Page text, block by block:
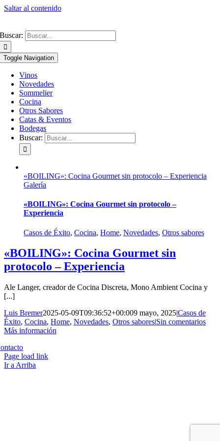
Saltar al contenido
Buscar:
Toggle Navigation
Vinos
Novedades
Sommelier
Cocina
Otros Sabores
Catas & Eventos
Bodegas
Buscar:
«BOILING»: Cocina Gourmet sin protocolo – Experiencia
Galería
«BOILING»: Cocina Gourmet sin protocolo –
Experiencia
Casos de Éxito, Cocina, Home, Novedades, Otros sabores
«BOILING»: Cocina Gourmet sin
protocolo – Experiencia
Ale Langer, creador de Cocina Discreta, Mono Ambient Cocina y
[...]
Luis Bremer2025-05-09T09:36:52+00:009 mayo, 2025|Casos de
Éxito, Cocina, Home, Novedades, Otros sabores|Sin comentarios
Más información
Page load link
Ir a Arriba